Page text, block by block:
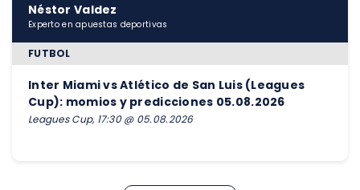
Néstor Valdez
Experto en apuestas deportivas
FUTBOL
Inter Miami vs Atlético de San Luis (Leagues
Cup): momios y predicciones 05.08.2026
Leagues Cup, 17:30 @ 05.08.2026